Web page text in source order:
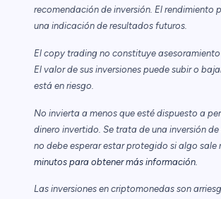
recomendación de inversión. El rendimiento
una indicación de resultados futuros.
El copy trading no constituye asesoramiento
El valor de sus inversiones puede subir o
está en riesgo.
No invierta a menos que esté dispuesto a
dinero invertido. Se trata de una inversión
no debe esperar estar protegido si algo sale
minutos para obtener más información.
Las inversiones en criptomonedas son